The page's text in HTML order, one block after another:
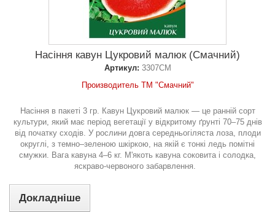
Насіння кавун Цукровий малюк (Смачний)
Артикул: 3307СМ
Производитель ТМ "Смачний"
Насіння в пакеті 3 гр. Кавун Цукровий малюк — це ранній сорт
культури, який має період вегетації у відкритому ґрунті 70–75 днів
від початку сходів. У рослини довга середньогіляста лоза, плоди
округлі, з темно–зеленою шкіркою, на якій є тонкі ледь помітні
смужки. Вага кавуна 4–6 кг. М'якоть кавуна соковита і солодка,
яскраво-червоного забарвлення.
Докладніше